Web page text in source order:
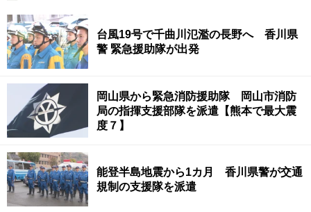
台風19号で千曲川氾濫の長野へ 香川県
警 緊急援助隊が出発
岡山県から緊急消防援助隊 岡山市消防
局の指揮支援部隊を派遣【熊本で最大震
度７】
能登半島地震から1カ月 香川県警が交通
規制の支援隊を派遣